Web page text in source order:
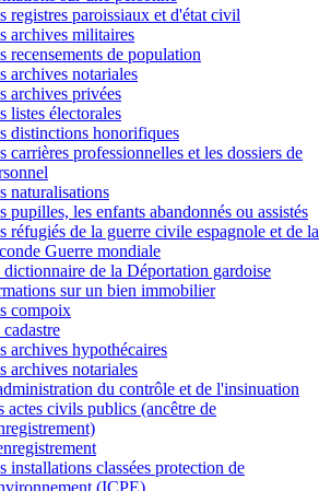
registres paroissiaux et d'état civil
archives militaires
recensements de population
archives notariales
archives privées
listes électorales
distinctions honorifiques
carrières professionnelles et les dossiers de
naturalisations
pupilles, les enfants abandonnés ou assistés
réfugiés de la guerre civile espagnole et de la
Guerre mondiale
dictionnaire de la Déportation gardoise
sur un bien immobilier
compoix
archives hypothécaires
archives notariales
du contrôle et de l'insinuation
actes civils publics (ancêtre de
installations classées protection de
(ICPE)